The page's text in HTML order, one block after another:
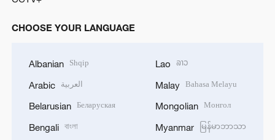
CHOOSE YOUR LANGUAGE
Albanian Shqip
Arabic العربية
Belarusian Беларуская
Bengali বাংলা
Lao ລາວ
Malay Bahasa Melayu
Mongolian Монгол
Myanmar မြန်မာဘာသာ